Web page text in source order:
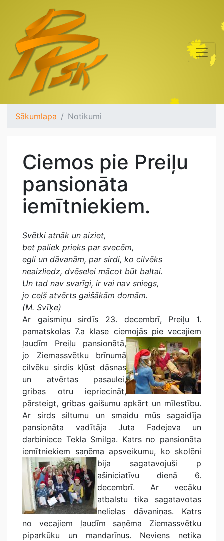
Sākumlapa Notikumi
Ciemos pie Preiļu
pansionāta
iemītniekiem.
Svētki atnāk un aiziet,
bet paliek prieks par svecēm,
egli un dāvanām, par sirdi, ko cilvēks
neaizliedz, dvēselei mācot būt baltai.
Un tad nav svarīgi, ir vai nav sniegs,
jo ceļš atvērts gaišākām domām.
(M. Svīķe)
Ar gaismiņu sirdīs 23. decembrī, Preiļu 1.
pamatskolas 7.a klase ciemojās pie vecajiem
ļaudīm Preiļu pansionātā,
jo Ziemassvētku brīnumā
cilvēku sirdis kļūst dāsnas
un atvērtas pasaulei,
gribas otru iepriecināt,
pārsteigt, gribas gaišumu apkārt un mīlestību.
Ar sirds siltumu un smaidu mūs sagaidīja
pansionāta vadītāja Juta Fadejeva un
darbiniece Tekla Smilga. Katrs no pansionāta
iemītniekiem saņēma apsveikumu, ko skolēni
bija sagatavojuši p
ašiniciatīvu dienā 6.
decembrī. Ar vecāku
atbalstu tika sagatavotas
nelielas dāvaniņas. Katrs
no vecajiem ļaudīm saņēma Ziemassvētku
piparkūku un mandarīnus. Neviens netika